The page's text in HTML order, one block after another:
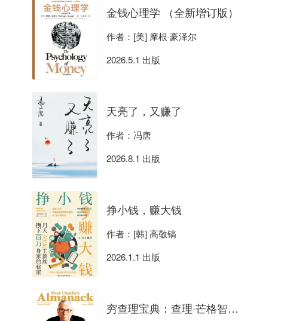
金钱心理学 （全新增订版）
作者：[美] 摩根·豪泽尔
2026.5.1 出版
天亮了，又赚了
作者：冯唐
2026.8.1 出版
挣小钱，赚大钱
作者：[韩] 高敬镐
2026.1.1 出版
穷查理宝典：查理·芒格智慧箴言录（全新增订本）